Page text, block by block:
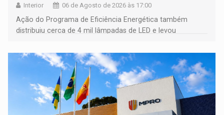
Interior 06 de Agosto de 2026 às 17:00
Ação do Programa de Eficiência Energética também
distribuiu cerca de 4 mil lâmpadas de LED e levou
comunidade